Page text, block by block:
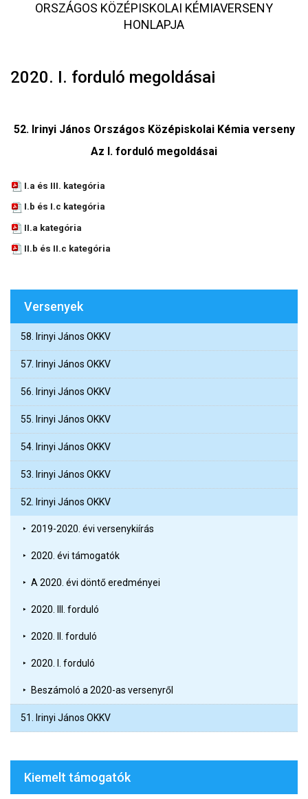
ORSZÁGOS KÖZÉPISKOLAI KÉMIAVERSENY
HONLAPJA
2020. I. forduló megoldásai
52. Irinyi János Országos Középiskolai Kémia verseny
Az I. forduló megoldásai
I.a és III. kategória
I.b és I.c kategória
II.a kategória
II.b és II.c kategória
Versenyek
58. Irinyi János OKKV
57. Irinyi János OKKV
56. Irinyi János OKKV
55. Irinyi János OKKV
54. Irinyi János OKKV
53. Irinyi János OKKV
52. Irinyi János OKKV
2019-2020. évi versenykiírás
2020. évi támogatók
A 2020. évi döntő eredményei
2020. III. forduló
2020. II. forduló
2020. I. forduló
Beszámoló a 2020-as versenyről
51. Irinyi János OKKV
Kiemelt támogatók